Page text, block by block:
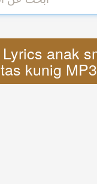
tas kunig MP3